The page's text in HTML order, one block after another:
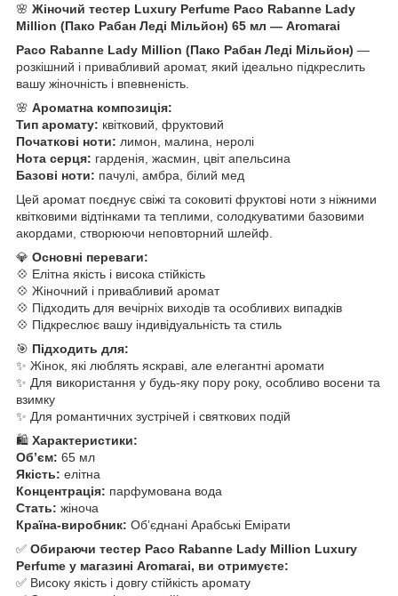
🌸 Жіночий тестер Luxury Perfume Paco Rabanne Lady
Million (Пако Рабан Леді Мільйон) 65 мл — Aromarai
Paco Rabanne Lady Million (Пако Рабан Леді Мільйон) —
розкішний і привабливий аромат, який ідеально підкреслить
вашу жіночність і впевненість.
🌸 Ароматна композиція:
Тип аромату: квітковий, фруктовий
Початкові ноти: лимон, малина, неролі
Нота серця: гарденія, жасмин, цвіт апельсина
Базові ноти: пачулі, амбра, білий мед
Цей аромат поєднує свіжі та соковиті фруктові ноти з ніжними
квітковими відтінками та теплими, солодкуватими базовими
акордами, створюючи неповторний шлейф.
💎 Основні переваги:
💠 Елітна якість і висока стійкість
💠 Жіночний і привабливий аромат
💠 Підходить для вечірніх виходів та особливих випадків
💠 Підкреслює вашу індивідуальність та стиль
🎯 Підходить для:
✨ Жінок, які люблять яскраві, але елегантні аромати
✨ Для використання у будь-яку пору року, особливо восени та
взимку
✨ Для романтичних зустрічей і святкових подій
🛍️ Характеристики:
Обʼєм: 65 мл
Якість: елітна
Концентрація: парфумована вода
Стать: жіноча
Країна-виробник: Обʼєднані Арабські Емірати
✅ Обираючи тестер Paco Rabanne Lady Million Luxury
Perfume у магазині Aromarai, ви отримуєте:
✅ Високу якість і довгу стійкість аромату